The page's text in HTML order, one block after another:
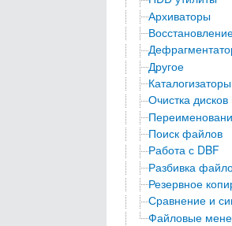
Архиваторы
Другое
Каталогизаторы
Очистка дисков
Поиск файлов
Работа с DBF
Разбивка
Резервное
Сравнение и
Файловые